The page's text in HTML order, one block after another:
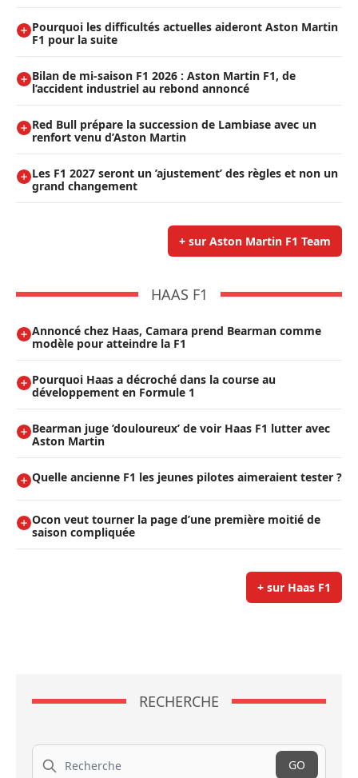
Pourquoi les difficultés actuelles aideront Aston Martin
F1 pour la suite
Bilan de mi-saison F1 2026 : Aston Martin F1, de
l’accident industriel au rebond annoncé
Red Bull prépare la succession de Lambiase avec un
renfort venu d’Aston Martin
Les F1 2027 seront un ’ajustement’ des règles et non un
grand changement
+ sur Aston Martin F1 Team
HAAS F1
Annoncé chez Haas, Camara prend Bearman comme
modèle pour atteindre la F1
Pourquoi Haas a décroché dans la course au
développement en Formule 1
Bearman juge ’douloureux’ de voir Haas F1 lutter avec
Aston Martin
Quelle ancienne F1 les jeunes pilotes aimeraient tester ?
Ocon veut tourner la page d’une première moitié de
saison compliquée
+ sur Haas F1
RECHERCHE
Recherche
GO